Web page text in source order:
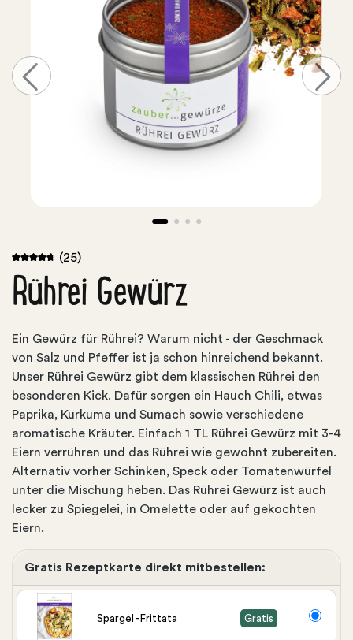
(25)
Rührei Gewürz
Ein Gewürz für Rührei? Warum nicht - der Geschmack
von Salz und Pfeffer ist ja schon hinreichend bekannt.
Unser Rührei Gewürz gibt dem klassischen Rührei den
besonderen Kick. Dafür sorgen ein Hauch Chili, etwas
Paprika, Kurkuma und Sumach sowie verschiedene
aromatische Kräuter. Einfach 1 TL Rührei Gewürz mit 3-4
Eiern verrühren und das Rührei wie gewohnt zubereiten.
Alternativ vorher Schinken, Speck oder Tomatenwürfel
unter die Mischung heben. Das Rührei Gewürz ist auch
lecker zu Spiegelei, in Omelette oder auf gekochten
Eiern.
Gratis Rezeptkarte direkt mitbestellen:
Spargel -Frittata Gratis